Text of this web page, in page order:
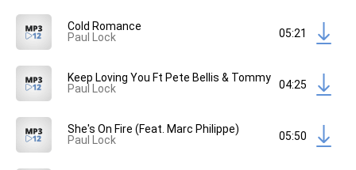
Cold Romance
Paul Lock
05:21
Keep Loving You Ft Pete Bellis & Tommy
Paul Lock
04:25
She's On Fire (Feat. Marc Philippe)
Paul Lock
05:50